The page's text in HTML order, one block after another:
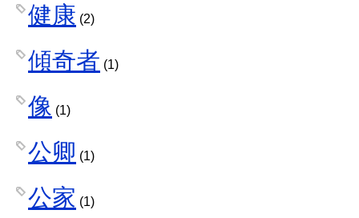
健康 (2)
傾奇者 (1)
像 (1)
公卿 (1)
公家 (1)